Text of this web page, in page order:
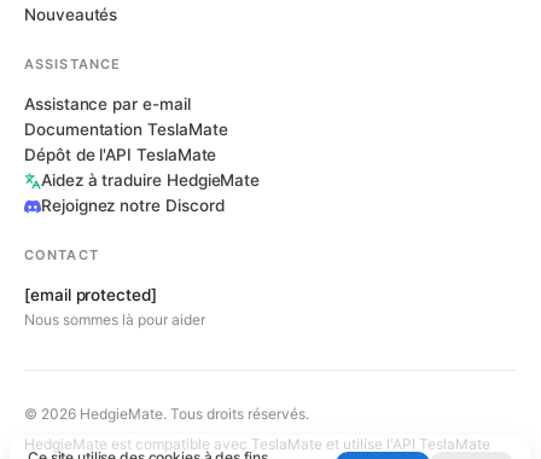
Nouveautés
ASSISTANCE
Assistance par e-mail
Documentation TeslaMate
Dépôt de l'API TeslaMate
Aidez à traduire HedgieMate
Rejoignez notre Discord
CONTACT
[email protected]
Nous sommes là pour aider
© 2026 HedgieMate. Tous droits réservés.
HedgieMate est compatible avec TeslaMate et utilise l'API TeslaMate